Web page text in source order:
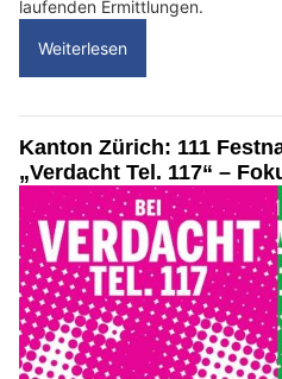
laufenden Ermittlungen.
Weiterlesen
Kanton Zürich: 111
„Verdacht Tel. 117“ –